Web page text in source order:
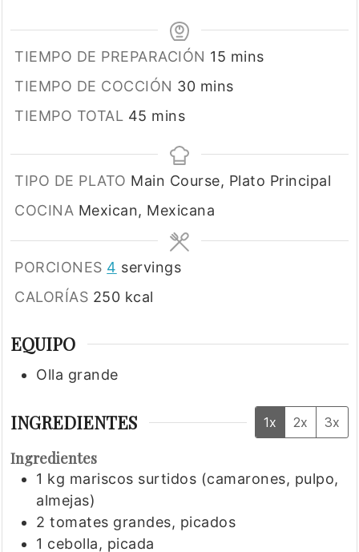
TIEMPO DE PREPARACIÓN 15 minutes
mins
TIEMPO DE COCCIÓN 30minutes
mins
TIEMPO TOTAL 45 minutes
mins
TIPO DE PLATO Main Course, Plato Principal
COCINA Mexican, Mexicana
PORCIONES 4 servings
CALORÍAS 250 kcal
EQUIPO
Olla grande
INGREDIENTES 1x 2x 3x
Ingredientes
1 kg mariscos surtidos (camarones, pulpo,
almejas)
2 tomates grandes, picados
1 cebolla, picada